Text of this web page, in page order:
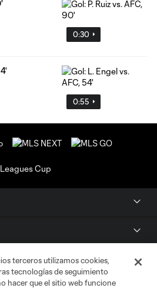
0:30
0:55
terceros utilizamos cookies,
tecnologías de seguimiento
hacer que el sitio web funcione